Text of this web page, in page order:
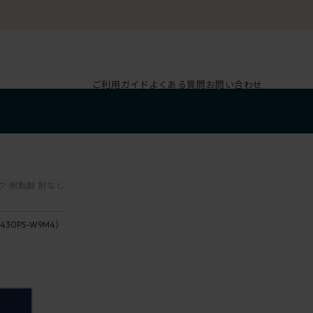
ご利用ガイド よくある質問お問い合わせ
樹脂脚 肘なし
430PS-W9M4）